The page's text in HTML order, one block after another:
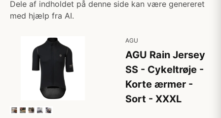
Dele af indholdet på denne side kan være genereret
med hjælp fra AI.
AGU
AGU Rain Jersey
SS - Cykeltrøje -
Korte ærmer -
Sort - XXXL